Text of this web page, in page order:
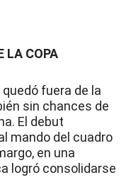
LA COPA
fuera de la
sin chances de
El debut
mando del cuadro
en una
logró consolidarse